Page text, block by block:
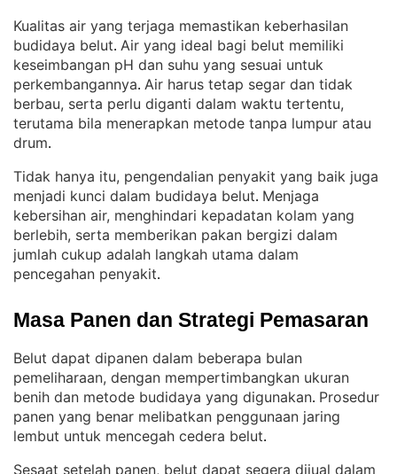
Kualitas air yang terjaga memastikan keberhasilan
budidaya belut. Air yang ideal bagi belut memiliki
keseimbangan pH dan suhu yang sesuai untuk
perkembangannya. Air harus tetap segar dan tidak
berbau, serta perlu diganti dalam waktu tertentu,
terutama bila menerapkan metode tanpa lumpur atau
drum.
Tidak hanya itu, pengendalian penyakit yang baik juga
menjadi kunci dalam budidaya belut. Menjaga
kebersihan air, menghindari kepadatan kolam yang
berlebih, serta memberikan pakan bergizi dalam
jumlah cukup adalah langkah utama dalam
pencegahan penyakit.
Masa Panen dan Strategi Pemasaran
Belut dapat dipanen dalam beberapa bulan
pemeliharaan, dengan mempertimbangkan ukuran
benih dan metode budidaya yang digunakan. Prosedur
panen yang benar melibatkan penggunaan jaring
lembut untuk mencegah cedera belut.
Sesaat setelah panen, belut dapat segera dijual dalam